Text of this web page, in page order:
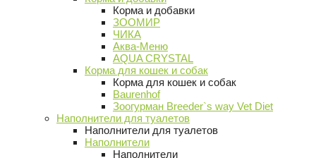
Корма и добавки
ЗООМИР
ЧИКА
Аква-Меню
AQUA CRYSTAL
Корма для кошек и собак
Корма для кошек и собак
Baurenhof
Зоогурман Breeder`s way Vet Diet
Наполнители для туалетов
Наполнители для туалетов
Наполнители
Наполнители